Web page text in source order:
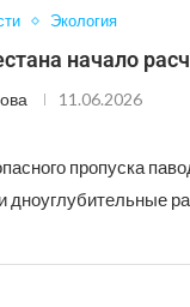
Экология
начало
11.06.2026
пропуска
дноуглубительные